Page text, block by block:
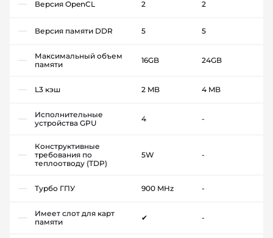
Версия OpenCL 2 2
Версия памяти DDR 5 5
Максимальный объем
памяти
16GB 24GB
L3 кэш 2 MB 4 MB
Исполнительные
устройства GPU
4 -
Конструктивные
требования по
теплоотводу (TDP)
5W -
Турбо ГПУ 900 MHz -
Имеет слот для карт
памяти
✔ -